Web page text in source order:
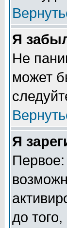
Я
Не
может
Я
до